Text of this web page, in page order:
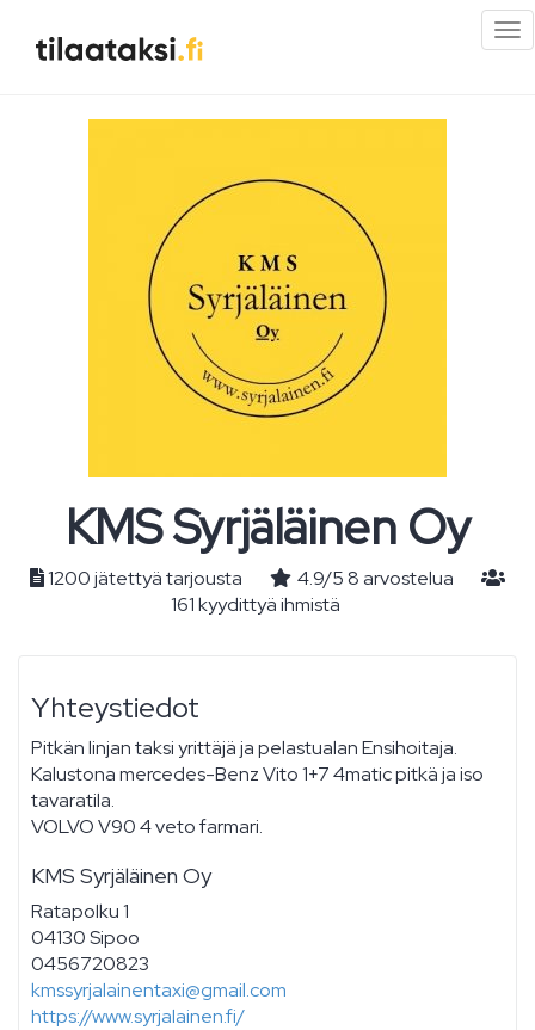
KMS Syrjäläinen Oy
1200 jätettyä tarjousta 4.9/58arvostelua
161 kyydittyä ihmistä
Yhteystiedot
Pitkän linjan taksi yrittäjä ja pelastualan Ensihoitaja.
Kalustona mercedes-Benz Vito 1+7 4matic pitkä ja iso
tavaratila.
VOLVO V90 4 veto farmari.
KMS Syrjäläinen Oy
Ratapolku 1
04130 Sipoo
0456720823
kmssyrjalainentaxi@gmail.com
https://www.syrjalainen.fi/